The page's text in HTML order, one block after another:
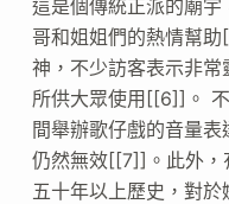
這是個傳統正派的廟
哥和姐姐們的熱情幫
神，不少訪客表示非
所供大眾使用[[6]]。
間舉辦歌仔戲的音量
仍然無效[[7]]。此外，
五十年以上歷史，對